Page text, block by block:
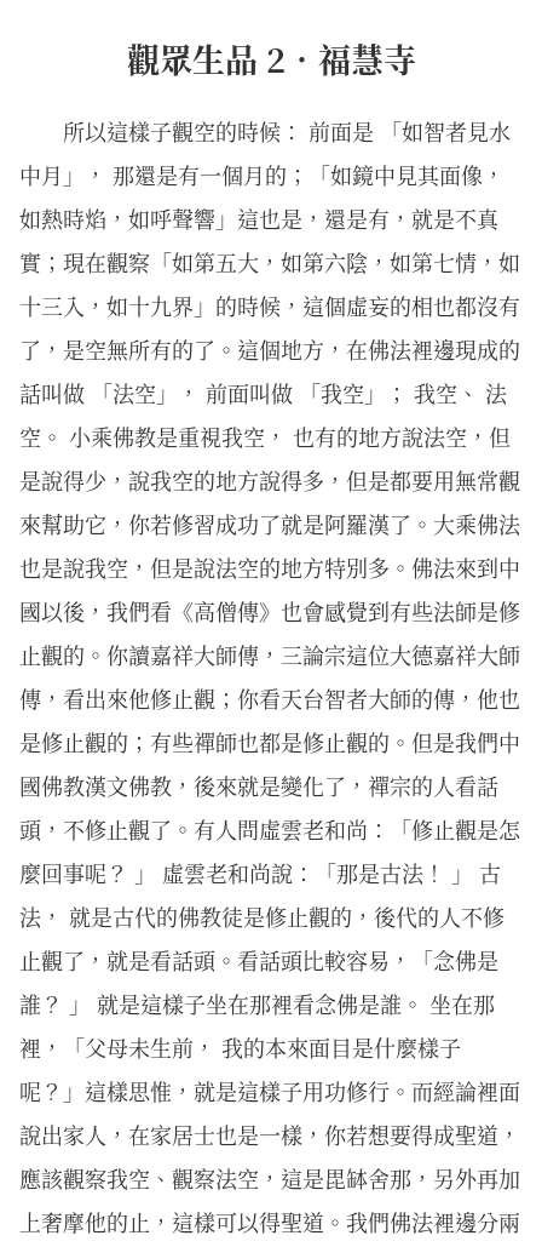
觀眾生品 2．福慧寺
所以這樣子觀空的時候： 前面是 「如智者見水
中月」， 那還是有一個月的；「如鏡中見其面像，
如熱時焰，如呼聲響」這也是，還是有，就是不真
實；現在觀察「如第五大，如第六陰，如第七情，如
十三入，如十九界」的時候，這個虛妄的相也都沒有
了，是空無所有的了。這個地方，在佛法裡邊現成的
話叫做 「法空」， 前面叫做 「我空」； 我空、 法
空。 小乘佛教是重視我空， 也有的地方說法空，但
是說得少，說我空的地方說得多，但是都要用無常觀
來幫助它，你若修習成功了就是阿羅漢了。大乘佛法
也是說我空，但是說法空的地方特別多。佛法來到中
國以後，我們看《高僧傳》也會感覺到有些法師是修
止觀的。你讀嘉祥大師傳，三論宗這位大德嘉祥大師
傳，看出來他修止觀；你看天台智者大師的傳，他也
是修止觀的；有些禪師也都是修止觀的。但是我們中
國佛教漢文佛教，後來就是變化了，禪宗的人看話
頭，不修止觀了。有人問虛雲老和尚：「修止觀是怎
麼回事呢？ 」 虛雲老和尚說：「那是古法！ 」 古
法， 就是古代的佛教徒是修止觀的，後代的人不修
止觀了，就是看話頭。看話頭比較容易，「念佛是
誰？ 」 就是這樣子坐在那裡看念佛是誰。 坐在那
裡，「父母未生前， 我的本來面目是什麼樣子
呢？」這樣思惟，就是這樣子用功修行。而經論裡面
說出家人，在家居士也是一樣，你若想要得成聖道，
應該觀察我空、觀察法空，這是毘缽舍那，另外再加
上奢摩他的止，這樣可以得聖道。我們佛法裡邊分兩